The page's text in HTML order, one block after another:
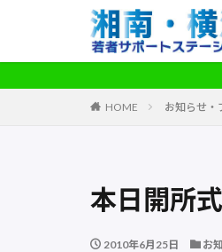
HOME お知らせ・
本日開所式
2010年6月25日 お